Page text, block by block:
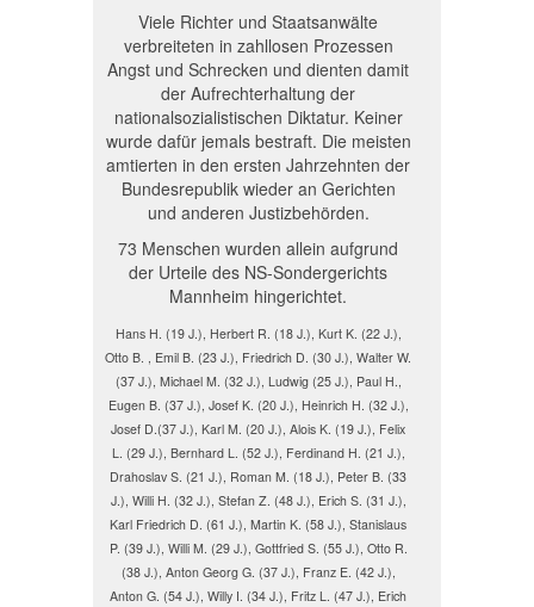
Viele Richter und Staatsanwälte
verbreiteten in zahllosen Prozessen
Angst und Schrecken und dienten damit
der Aufrechterhaltung der
nationalsozialistischen Diktatur. Keiner
wurde dafür jemals bestraft. Die meisten
amtierten in den ersten Jahrzehnten der
Bundesrepublik wieder an Gerichten
und anderen Justizbehörden.
73 Menschen wurden allein aufgrund
der Urteile des NS-Sondergerichts
Mannheim hingerichtet.
Hans H. (19 J.), Herbert R. (18 J.), Kurt K. (22 J.),
Otto B. , Emil B. (23 J.), Friedrich D. (30 J.), Walter W.
(37 J.), Michael M. (32 J.), Ludwig (25 J.), Paul H.,
Eugen B. (37 J.), Josef K. (20 J.), Heinrich H. (32 J.),
Josef D.(37 J.), Karl M. (20 J.), Alois K. (19 J.), Felix
L. (29 J.), Bernhard L. (52 J.), Ferdinand H. (21 J.),
Drahoslav S. (21 J.), Roman M. (18 J.), Peter B. (33
J.), Willi H. (32 J.), Stefan Z. (48 J.), Erich S. (31 J.),
Karl Friedrich D. (61 J.), Martin K. (58 J.), Stanislaus
P. (39 J.), Willi M. (29 J.), Gottfried S. (55 J.), Otto R.
(38 J.), Anton Georg G. (37 J.), Franz E. (42 J.),
Anton G. (54 J.), Willy I. (34 J.), Fritz L. (47 J.), Erich